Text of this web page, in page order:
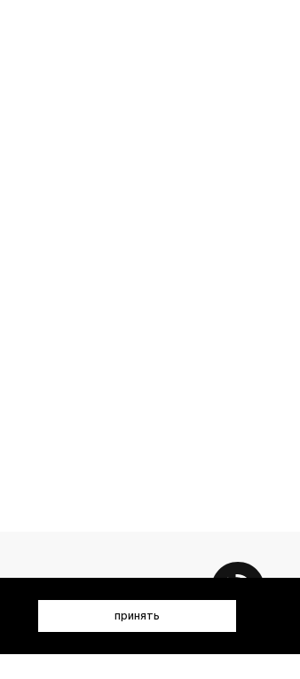
телефон) для получения рекламных и
принять